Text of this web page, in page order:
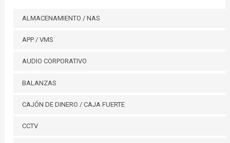
ALMACENAMIENTO / NAS
APP / VMS
AUDIO CORPORATIVO
BALANZAS
CAJÓN DE DINERO / CAJA FUERTE
CCTV